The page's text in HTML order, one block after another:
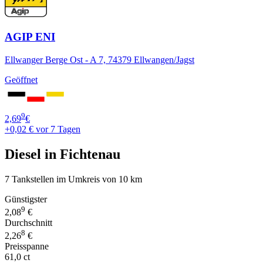
AGIP ENI
Ellwanger Berge Ost - A 7, 74379 Ellwangen/Jagst
Geöffnet
2,699€
+0,02 € vor 7 Tagen
Diesel in Fichtenau
7 Tankstellen im Umkreis von 10 km
Günstigster
2,089 €
Durchschnitt
2,268 €
Preisspanne
61,0 ct